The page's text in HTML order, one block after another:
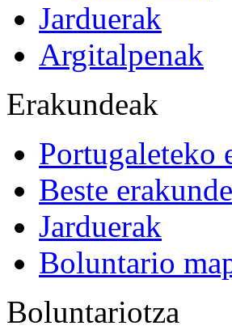
Jarduerak
Argitalpenak
Erakundeak
Portugaleteko
Beste
Jarduerak
Boluntario
Boluntariotza